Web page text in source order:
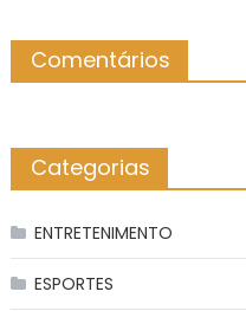
Comentários
Categorias
ENTRETENIMENTO
ESPORTES